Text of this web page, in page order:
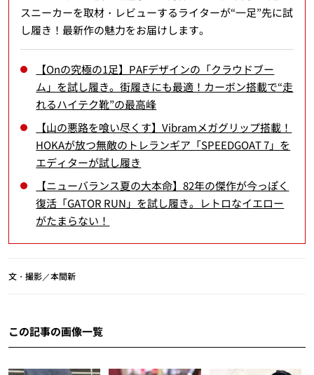
スニーカーを取材・レビューするライターが“一足”先に試
し履き！最新作の魅力をお届けします。
【Onの究極の1足】PAFデザインの「クラウドブー
ム」を試し履き。街履きにも最適！カーボン搭載で“走
れるハイテク靴”の最高峰
【山の悪路を喰い尽くす】Vibramメガグリップ搭載！
HOKAが放つ無敵のトレランギア「SPEEDGOAT 7」を
エディターが試し履き
【ニューバランス夏の大本命】82年の傑作が今っぽく
復活「GATOR RUN」を試し履き。レトロなイエロー
がたまらない！
文・撮影／本間新
この記事の画像一覧